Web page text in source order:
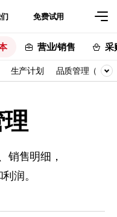
免费试用
营业/销售 采
生产计划 品质管理（QC
销售明细，
润。